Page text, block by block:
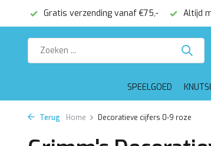
Gratis verzending vanaf €75,- Altijd
SPEELGOED
Terug Home Decoratieve cijfers 0-9 roze